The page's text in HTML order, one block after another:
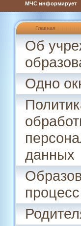
МЧС информирует
Главная
Об
Одно
данных
процесс